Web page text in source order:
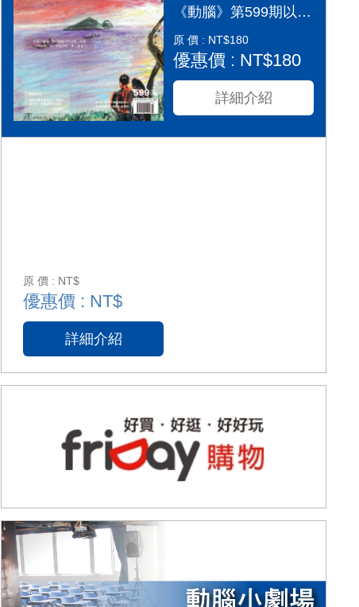
《動腦》第599期以「AI產業：人機協作」為封面故事，探討AI從「造夢期」邁入「落地應用」的關鍵變革。本期深入剖析2026年AI產業全景，涵蓋代理型AI（Agentic AI）如何重塑顧客旅程、企業導入實戰指南及風險治理。透過專家觀點，解構從智慧金融到行銷流程的自動化轉型，並探討「人機協作」模式下，行銷人如何從軟體操作者轉變為AI指揮官，在矽基與碳基共存的時代，將算力轉化為驅動企業長期成長的關鍵動能，打造更有溫度的未來生活。
原 價 : NT$180
優惠價 : NT$180
詳細介紹
原 價 : NT$
優惠價 : NT$
詳細介紹